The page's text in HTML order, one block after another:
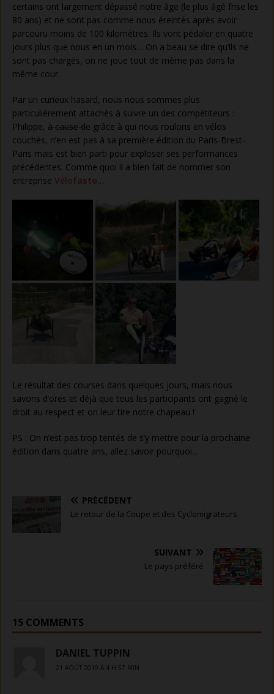
certains ont largement dépassé notre âge (le plus âgé frise les
80 ans) et ne sont pas comme nous éreintés après avoir
parcouru moins de 100 kilomètres. Ils vont pédaler en quatre
jours plus que nous en un mois… On a beau se dire qu’ils ne
sont pas chargés, on ne joue tout de même pas dans la
même cour.
Par un curieux hasard, nous nous sommes plus
particulièrement attachés à suivre un des compétiteurs :
Philippe, à cause de grâce à qui nous roulons en vélos
couchés, n’en est pas à sa première édition du Paris-Brest-
Paris mais est bien parti pour exploser ses performances
précédentes. Comme quoi il a bien fait de nommer son
entreprise Vélofasto…
Le résultat des courses dans quelques jours, mais nous
savons d’ores et déjà que tous les participants ont gagné le
droit au respect et on leur tire notre chapeau !
PS : On n’est pas trop tentés de s’y mettre pour la prochaine
édition dans quatre ans, allez savoir pourquoi…
PRÉCÉDENT
Le retour de la Coupe et des Cyclomigrateurs
SUIVANT
Le pays préféré
15 COMMENTS
DANIEL TUPPIN
21 AOÛT 2019 À 4 H 57 MIN